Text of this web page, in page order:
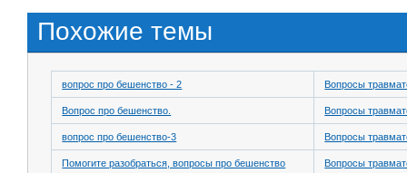
Похожие темы
вопрос про бешенство - 2 Вопросы
Вопрос про бешенство. Вопросы
вопрос про бешенство-3 Вопросы
Помогите разобраться, вопросы про бешенство Вопросы